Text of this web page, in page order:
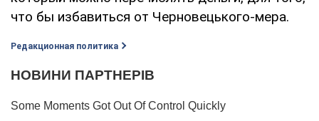
что бы избавиться от Черновецького-мера.
Редакционная политика